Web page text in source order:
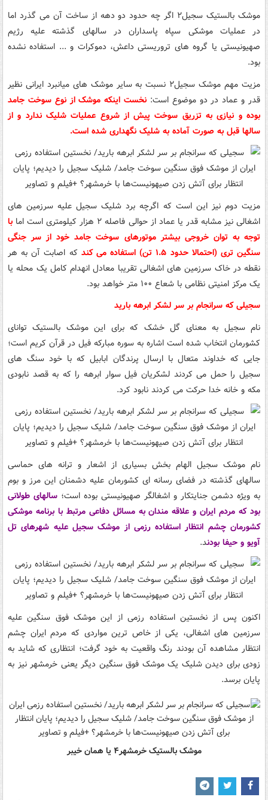
موشک بالستیک سجیل۲ اگر چه حدود دو دهه از ساخت آن می گذرد اما
در عملیات موشکی سپاه پاسداران در سالهای گذشته علیه رژیم
صهیونیستی یا گروه های تروریستی داعش، دموکرات و ... استفاده نشده
بود.
مزیت مهم موشک سجیل۲ نسبت به سایر موشک های میانبرد ایرانی نظیر
قدر و عماد در دو موضوع است: نخست اینکه موشک از نوع سوخت جامد
بوده و نیازی به تزریق سوخت پیش از شروع عملیات شلیک ندارد و از
سالها قبل به صورت آماده به شلیک نگهداری شده است.
مزیت دوم نیز این است که اگرچه برد شلیک سجیل علیه سرزمین های
اشغالی نیز مشابه قدر یا عماد از حوالی فاصله ۲ هزار کیلومتری است اما
با
توجه به توان خروجی بیشتر موتورهای سوخت جامد خود از سر جنگی
سنگین تری (احتمالا حدود ۱.۵ تن) استفاده می کند
که اصابت آن به هر
نقطه در خاک سرزمین های اشغالی تقریبا معادل انهدام کامل یک محله یا
یک مرکز امنیتی نظامی با شعاع ۱۰۰ متر خواهد بود.
سجیلی که سرانجام بر سر لشکر ابرهه بارید
نام سجیل به معنای گل خشک که برای این موشک بالستیک توانای
کشورمان انتخاب شده است اشاره به سوره مبارکه فیل در قرآن کریم است؛
جایی که خداوند متعال با ارسال پرندگان ابابیل که با خود سنگ های
سجیل را حمل می کردند لشکریان فیل سوار ابرهه را که به قصد نابودی
مکه و خانه خدا حرکت می کردند نابود کرد.
نام موشک سجیل الهام بخش بسیاری از اشعار و ترانه های حماسی
سالهای گذشته در فضای رسانه ای کشورمان علیه دشمنان این مرز و بوم
به ویژه دشمن جنایتکار و اشغالگر صهیونیستی بوده است؛ سالهای طولانی
بود که مردم ایران و علاقه مندان به مسائل دفاعی مرتبط با برنامه موشکی
کشورمان چشم انتظار استفاده رزمی از موشک سجیل علیه شهرهای تل
آویو و حیفا بودند.
اکنون پس از نخستین استفاده رزمی از این موشک فوق سنگین علیه
سرزمین های اشغالی، یکی از خاص ترین مواردی که مردم ایران چشم
انتظار مشاهده آن بودند رنگ واقعیت به خود گرفت؛ انتظاری که شاید به
زودی برای دیدن شلیک یک موشک فوق سنگین دیگر یعنی خرمشهر نیز به
پایان برسد.
موشک بالستیک خرمشهر۴ یا همان خیبر